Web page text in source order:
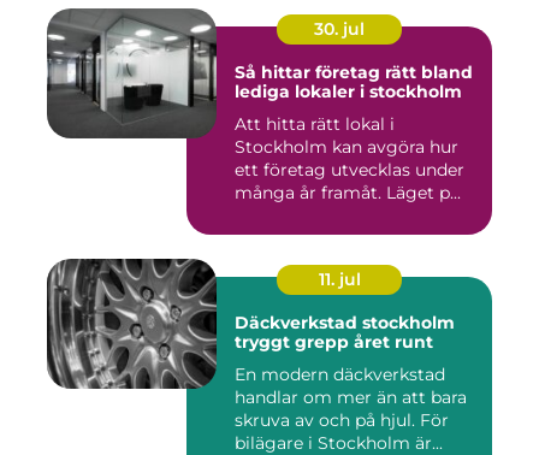
30. jul
Så hittar företag rätt bland
lediga lokaler i stockholm
Att hitta rätt lokal i
Stockholm kan avgöra hur
ett företag utvecklas under
många år framåt. Läget p...
11. jul
Däckverkstad stockholm
tryggt grepp året runt
En modern däckverkstad
handlar om mer än att bara
skruva av och på hjul. För
bilägare i Stockholm är...